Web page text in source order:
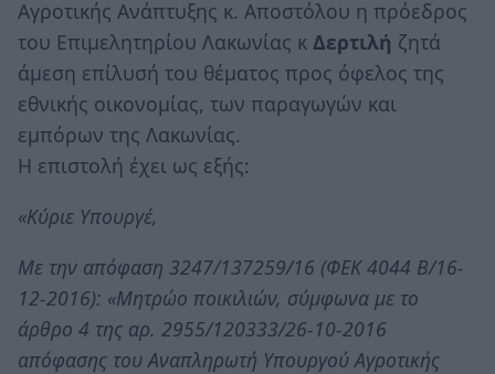
Αγροτικής Ανάπτυξης κ. Αποστόλου η πρόεδρος
του Επιμελητηρίου Λακωνίας κ Δερτιλή ζητά
άμεση επίλυσή του θέματος προς όφελος της
εθνικής οικονομίας, των παραγωγών και
εμπόρων της Λακωνίας.
Η επιστολή έχει ως εξής:
«Kύριε Υπουργέ,
Με την απόφαση 3247/137259/16 (ΦΕΚ 4044 Β/16-
12-2016): «Μητρώο ποικιλιών, σύμφωνα με το
άρθρο 4 της αρ. 2955/120333/26-10-2016
απόφασης του Αναπληρωτή Υπουργού Αγροτικής